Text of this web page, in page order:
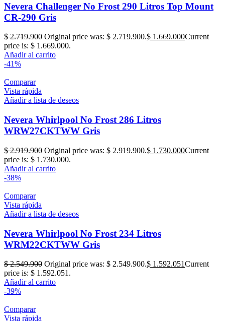
Nevera Challenger No Frost 290 Litros Top Mount
CR-290 Gris
$2.719.900 Original price was: $ 2.719.900.$ 1.669.000Current
price is: $ 1.669.000.
Añadir al carrito
-41%
Comparar
Vista rápida
Añadir a lista de deseos
Nevera Whirlpool No Frost 286 Litros
WRW27CKTWW Gris
$2.919.900 Original price was: $ 2.919.900.$ 1.730.000Current
price is: $ 1.730.000.
Añadir al carrito
-38%
Comparar
Vista rápida
Añadir a lista de deseos
Nevera Whirlpool No Frost 234 Litros
WRM22CKTWW Gris
$2.549.900 Original price was: $ 2.549.900.$ 1.592.051Current
price is: $ 1.592.051.
Añadir al carrito
-39%
Comparar
Vista rápida